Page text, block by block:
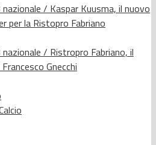
/ Kaspar Kuusma, il nuovo
per la Ristopro Fabriano
/ Ristropro Fabriano, il
Gnecchi